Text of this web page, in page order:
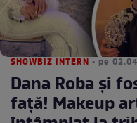
SHOWBIZ INTERN • pe
Dana Roba și
față! Makeup